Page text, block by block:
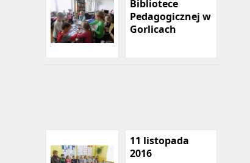
Bibliotece
Pedagogicznej w
Gorlicach
11 listopada
2016